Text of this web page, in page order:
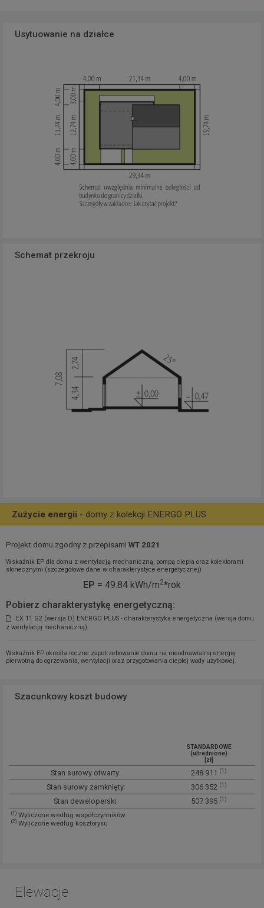
Usytuowanie na działce
Schemat przekroju
Zużycie energii - domy z kolekcji ENERGO PLUS
Projekt domu zgodny z przepisami WT 2021
Wskaźnik EP dla domu z wentylacją mechaniczną, pompą ciepła oraz kolektorami
słonecznymi (szczegółowe dane w charakterystyce energetycznej)
EP = 49.84 kWh/m2*rok
Pobierz charakterystykę energetyczną:
EX 11 G2 (wersja D) ENERGO PLUS - charakterystyka energetyczna (wersja domu
z wentylacją mechaniczną)
Wskaźnik EP określa roczne zapotrzebowanie domu na nieodnawialną energię
pierwotną do ogrzewania, wentylacji oraz przygotowania ciepłej wody użytkowej.
Szacunkowy koszt budowy
STANDARDOWE
(uśrednione)
[zł]
Stan surowy otwarty: 248 911 (1)
Stan surowy zamknięty: 306 352 (1)
Stan deweloperski: 507 395 (1)
(1) Wyliczone według współczynników
(2) Wyliczone według kosztorysu
Elewacje